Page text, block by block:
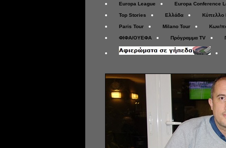
Europa League Europa Conference
Top Stories Ελλάδα Κύπελλο
Paris Tour Milano Tour Κων/
ΦΙΦΑ/ΟΥΕΦΑ Πρόγραμμα TV